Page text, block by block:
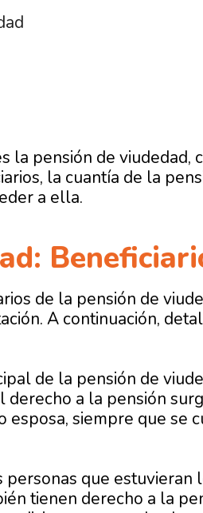
la pensión de viudedad,
la cuantía de la
a ella.
de la pensión de
A continuación,
de la pensión de
derecho a la pensión
siempre que se
personas que estuvieran
tienen derecho a la